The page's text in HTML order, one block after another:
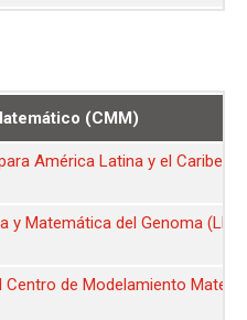
(CMM)
América Latina y el Caribe
y Matemática del Genoma
Centro de Modelamiento